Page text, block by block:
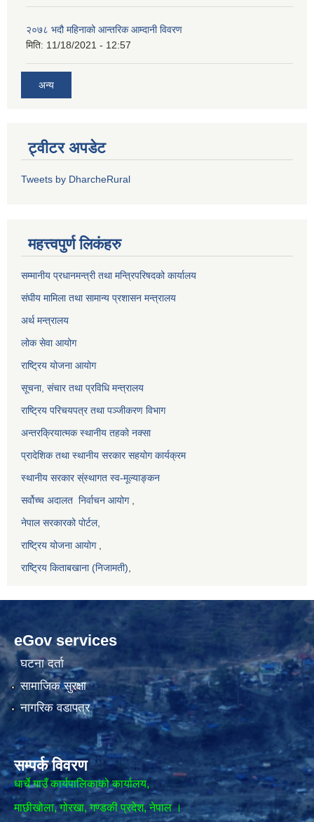
२०७८ भदौ महिनाको आन्तरिक आम्दानी विवरण
मिति: 11/18/2021 - 12:57
अन्य
ट्वीटर अपडेट
Tweets by DharcheRural
महत्त्वपुर्ण लिकंहरु
सम्मानीय प्रधानमन्त्री तथा मन्त्रिपरिषदको कार्यालय
संघीय मामिला तथा सामान्य प्रशासन मन्त्रालय
अर्थ मन्त्रालय
लोक सेवा आयोग
राष्ट्रिय योजना आयोग
सूचना, संचार तथा प्रविधि मन्त्रालय
राष्ट्रिय परिचयपत्र तथा पञ्जीकरण विभाग
अन्तरक्रियात्मक स्थानीय तहको नक्सा
प्रादेशिक तथा स्थानीय सरकार सहयोग कार्यक्रम
स्थानीय सरकार स्ंस्थागत स्व-मूल्याङ्कन
सर्वोच्च अदालत निर्वाचन आयोग,
नेपाल सरकारको पोर्टल,
राष्ट्रिय योजना आयोग,
राष्ट्रिय किताबखाना (निजामती)
eGov services
घटना दर्ता
सामाजिक सुरक्षा
नागरिक वडापत्र
सम्पर्क विवरण
धार्चे गाउँ कार्यपालिकाको कार्यालय,
माछीखोला, गोरखा, गण्डकी प्रदेश, नेपाल ।